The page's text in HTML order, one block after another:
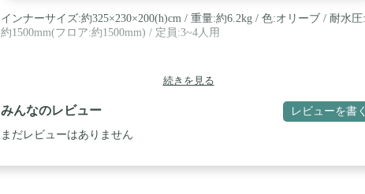
インナーサイズ:約325×230×200(h)cm / 重量:約6.2kg / 色:オリーブ / 耐水圧:
約1500mm(フロア:約1500mm) / 定員:3~4人用
続きを見る
みんなのレビュー レビューを書く
まだレビューはありません